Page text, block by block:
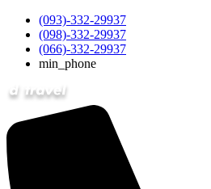
(093)-332-29937
(098)-332-29937
(066)-332-29937
min_phone